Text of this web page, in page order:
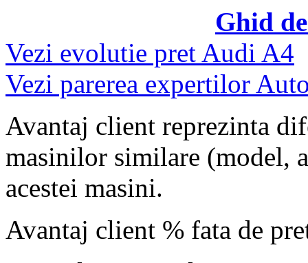
Ghid
Vezi evolutie pret Audi A4
Vezi parerea expertilor
Avantaj client reprezinta
masinilor similare (model,
acestei masini.
Avantaj client % fata de